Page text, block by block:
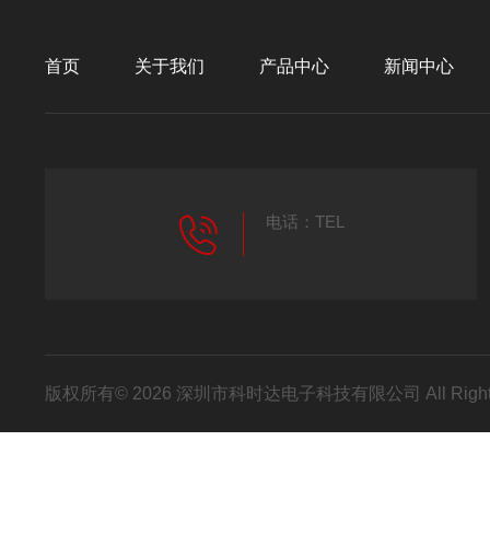
首页 关于我们 产品中心 新闻中心
电话：TEL
版权所有© 2026 深圳市科时达电子科技有限公司 All